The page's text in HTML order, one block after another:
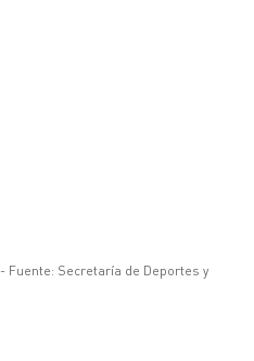
- Fuente: Secretaría de Deportes y